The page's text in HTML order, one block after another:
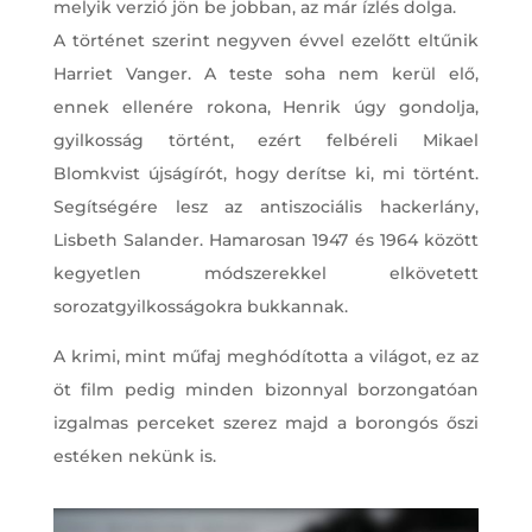
melyik verzió jön be jobban, az már ízlés dolga.
A történet szerint negyven évvel ezelőtt eltűnik
Harriet Vanger. A teste soha nem kerül elő,
ennek ellenére rokona, Henrik úgy gondolja,
gyilkosság történt, ezért felbéreli Mikael
Blomkvist újságírót, hogy derítse ki, mi történt.
Segítségére lesz az antiszociális hackerlány,
Lisbeth Salander. Hamarosan 1947 és 1964 között
kegyetlen módszerekkel elkövetett
sorozatgyilkosságokra bukkannak.
A krimi, mint műfaj meghódította a világot, ez az
öt film pedig minden bizonnyal borzongatóan
izgalmas perceket szerez majd a borongós őszi
estéken nekünk is.